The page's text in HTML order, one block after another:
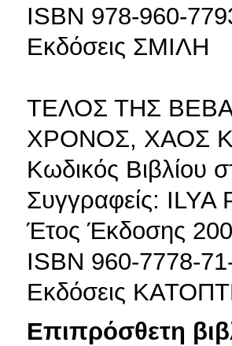
ISBN 978-960-
Εκδόσεις ΣΜΙΛΗ
ΤΕΛΟΣ ΤΗΣ
ΧΡΟΝΟΣ, ΧΑΟΣ
Κωδικός Βιβλίου
Συγγραφείς: ILYA
Έτος Έκδοσης
ISBN 960-7778-
Εκδόσεις
Επιπρόσθετη